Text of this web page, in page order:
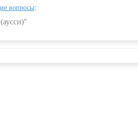
вопросы: